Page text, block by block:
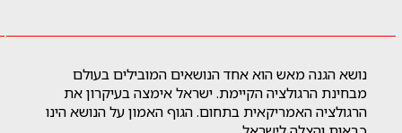
נושא הגנה מאש הוא אחד הנושאים המובילים בעולם
מבחינת הרגולציה הקיימת. ישראל אימצה בעיקרון את
הרגולציה האמריקאית בתחום. הגוף האמון על הנושא הינו